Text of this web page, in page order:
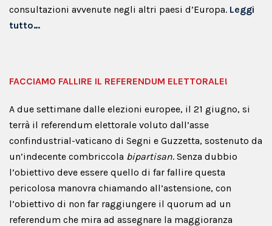
consultazioni avvenute negli altri paesi d’Europa. Leggi
tutto…
FACCIAMO FALLIRE IL REFERENDUM ELETTORALE!
A due settimane dalle elezioni europee, il 21 giugno, si
terrà il referendum elettorale voluto dall’asse
confindustrial-vaticano di Segni e Guzzetta, sostenuto da
un’indecente combriccola bipartisan. Senza dubbio
l’obiettivo deve essere quello di far fallire questa
pericolosa manovra chiamando all’astensione, con
l’obiettivo di non far raggiungere il quorum ad un
referendum che mira ad assegnare la maggioranza